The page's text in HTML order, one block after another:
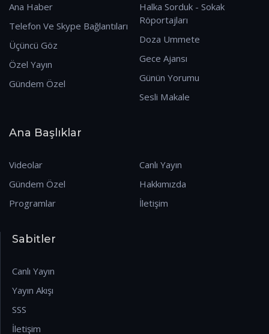
Ana Haber
Telefon Ve Skype Bağlantıları
Üçüncü Göz
Özel Yayın
Gündem Özel
Halka Sorduk - Sokak
Röportajları
Doza Ummete
Gece Ajansı
Günün Yorumu
Sesli Makale
Ana Başlıklar
Videolar
Gündem Özel
Programlar
Canlı Yayın
Hakkımızda
İletişim
Sabitler
Canlı Yayın
Yayın Akışı
SSS
İletişim